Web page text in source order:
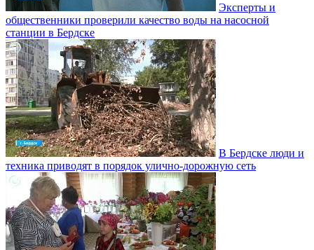
Эксперты и
общественники проверили качество воды на насосной
станции в Бердске
В Бердске люди и
техника приводят в порядок улично‑дорожную сеть